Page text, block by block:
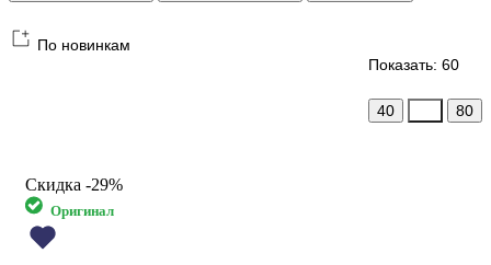
По новинкам
Показать: 60
40 80
Скидка -29%
Оригинал